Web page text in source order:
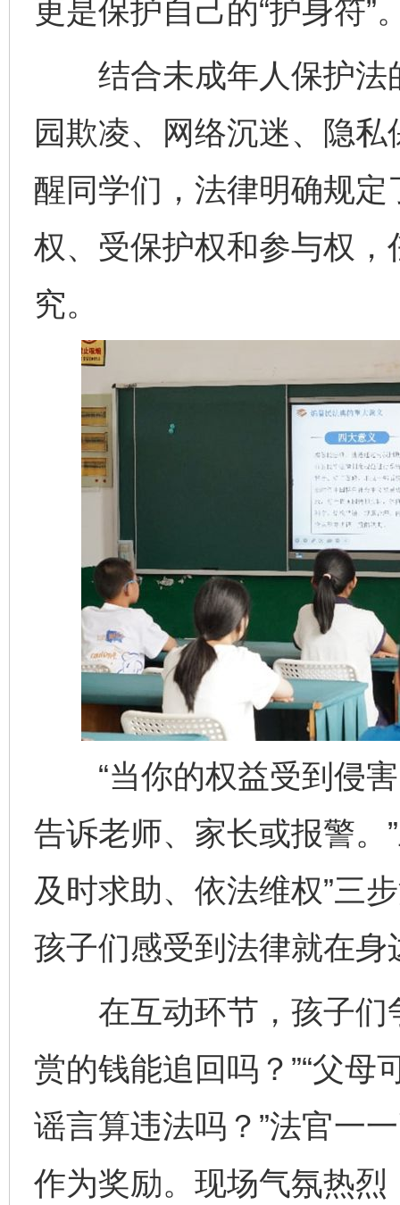
更是保护自己的“护身符”
结合未成年人保护法
园欺凌、网络沉迷、隐
醒同学们，法律明确规
权、受保护权和参与权
究。
“当你的权益受到侵害
告诉老师、家长或报警。
及时求助、依法维权”三
孩子们感受到法律就在身
在互动环节，孩子们
赏的钱能追回吗？”“父母
谣言算违法吗？”法官一
作为奖励。现场气氛热烈